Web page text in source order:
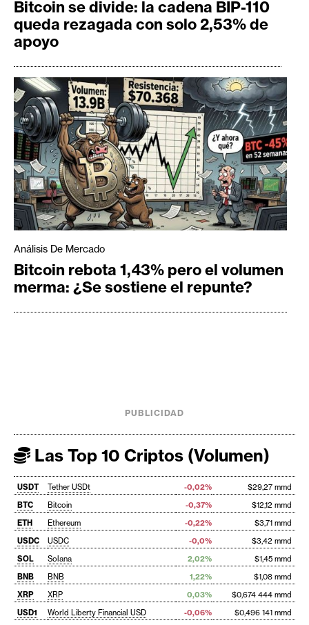
Bitcoin se divide: la cadena BIP-110
queda rezagada con solo 2,53% de
apoyo
Análisis De Mercado
Bitcoin rebota 1,43% pero el volumen
merma: ¿Se sostiene el repunte?
PUBLICIDAD
Las Top 10 Criptos (Volumen)
USDT Tether USDt -0,02%
$29,27 mmd
BTC
Bitcoin -0,37%
$12,12 mmd
ETH
Ethereum -0,22%
$3,71 mmd
USDC
USDC -0,0%
$3,42 mmd
SOL
Solana 2,02%
$1,45 mmd
BNB
BNB 1,22%
$1,08 mmd
XRP
XRP 0,03%
$0,674 444 mmd
USD1
World Liberty Financial USD -0,06%
$0,496 141 mmd